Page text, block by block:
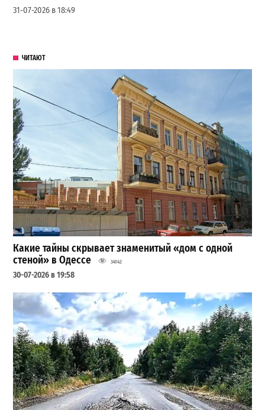
31-07-2026 в 18:49
ЧИТАЮТ
Какие тайны скрывает знаменитый «дом с одной
стеной» в Одессе
34142
30-07-2026 в 19:58